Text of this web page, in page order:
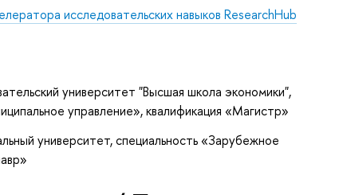
исследовательских навыков ResearchHub
университет "Высшая школа экономики",
управление», квалификация «Магистр»
университет, специальность «Зарубежное